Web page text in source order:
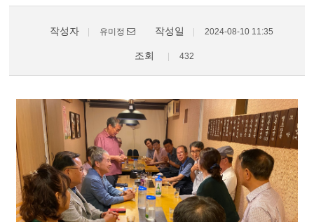
작성자 유미정 작성일 2024-08-10 11:35
조회 432